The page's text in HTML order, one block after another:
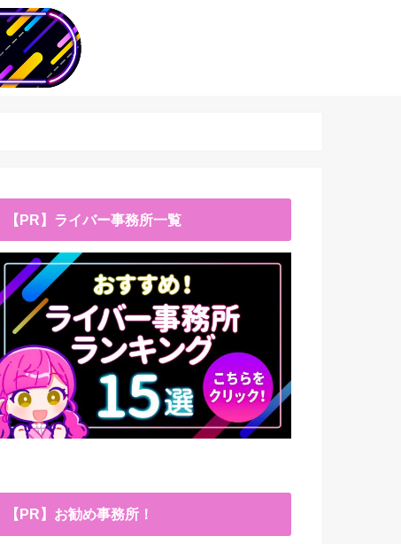
【PR】ライバー事務所一覧
【PR】お勧め事務所！